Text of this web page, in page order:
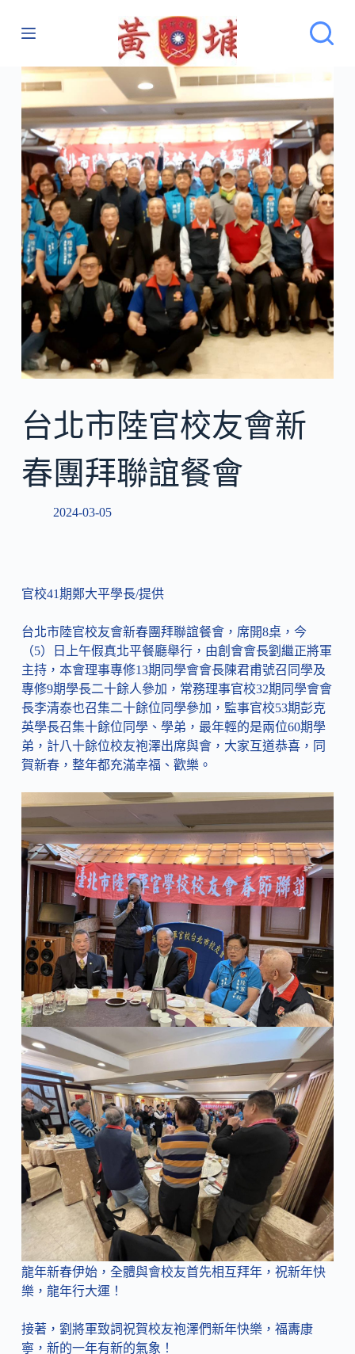
至
要
內
容
台北市陸官校友會新
春團拜聯誼餐會
2024-03-05
官校41期鄭大平學長/提供
台北市陸官校友會新春團拜聯誼餐會，席開8桌，今
（5）日上午假真北平餐廳舉行，由創會會長劉繼正將軍
主持，本會理事專修13期同學會會長陳君甫號召同學及
專修9期學長二十餘人參加，常務理事官校32期同學會會
長李清泰也召集二十餘位同學參加，監事官校53期彭克
英學長召集十餘位同學、學弟，最年輕的是兩位60期學
弟，計八十餘位校友袍澤出席與會，大家互道恭喜，同
賀新春，整年都充滿幸福、歡樂。
龍年新春伊始，全體與會校友首先相互拜年，祝新年快
樂，龍年行大運！
接著，劉將軍致詞祝賀校友袍澤們新年快樂，福夀康
寧，新的一年有新的氣象！